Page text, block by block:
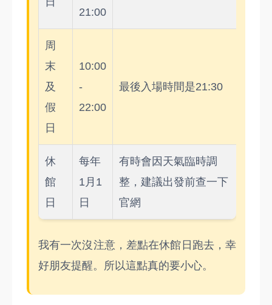
21:00
周
末
及
假
日
10:00
-
22:00
最後入場時間是21:30
休
館
日
每年
1月1
日
有時會因天氣臨時調
整，建議出發前查一下
官網
我有一次沒注意，差點在休館日跑去，幸
好朋友提醒。所以這點真的要小心。